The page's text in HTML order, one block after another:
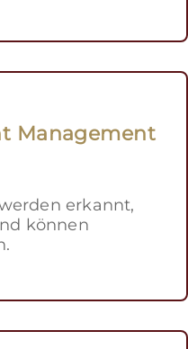
Management
erkannt,
können